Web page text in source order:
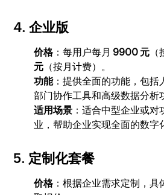
4.企业版
价格：每用户每月 9900 元
元 （按月计费）。
功能：提供全面的功能，包括
部门协作工具和高级数据分析
适用场景 ：适合中型企业或
业，帮助企业实现全面的数字
5. 定制化套餐
价格：根据企业需求定制，具